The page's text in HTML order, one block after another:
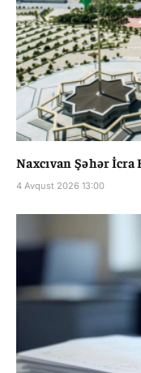
Naxcıvan Şəhər
4 Avqust 2026 13:00